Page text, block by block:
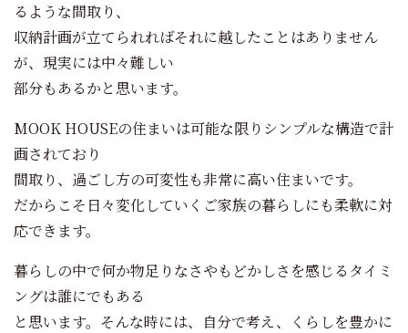
るような間取り、
収納計画が立てられればそれに越したことはありません
が、現実には中々難しい
部分もあるかと思います。
MOOK HOUSEの住まいは可能な限りシンプルな構造で計
画されており
間取り、過ごし方の可変性も非常に高い住まいです。
だからこそ日々変化していくご家族の暮らしにも柔軟に対
応できます。
暮らしの中で何か物足りなさやもどかしさを感じるタイミ
ングは誰にでもある
と思います。そんな時には、自分で考え、くらしを豊かに